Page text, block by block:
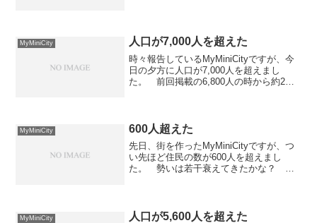
MyMiniCity 人口が7,000人を超えた
時々報告しているMyMiniCityですが、今
日の夕方に人口が7,000人を超えまし
た。 前回掲載の6,800人の時から約2日
せ...
MyMiniCity 600人超えた
先日、街を作ったMyMiniCityですが、つ
い先ほど住民の数が600人を超えまし
た。 勢いは若干衰えてきたかな？ ち
MyMiniCity 人口が5,600人を超えた